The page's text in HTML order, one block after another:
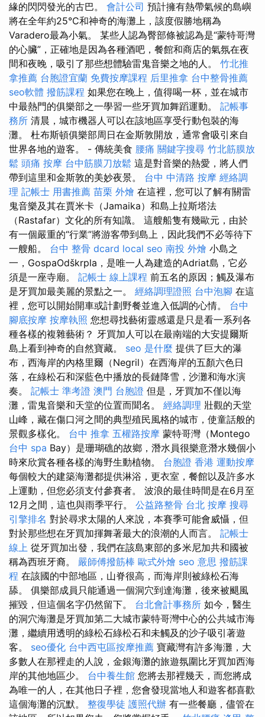
緣的閃閃發光的古巴。 會計公司 預計擁有熱帶氣候的島嶼
將在全年約25°C和神奇的海灘上，該度假勝地稱為
Varadero最為小氣。 某些人認為臀部條被認為是“蒙特哥灣
的心臟”，正確地是因為各種酒吧，餐館和商店的氣氛在夜
間和夜晚，吸引了那些想體驗雷鬼音樂之地的人。 竹北推
拿推薦 台胞證宜蘭 免費按摩課程 后里推拿 台中整骨推薦
seo軟體 撥筋課程 如果您在晚上，值得喝一杯，並在城市
中最熱門的俱樂部之一學習一些牙買加舞蹈運動。 記帳事
務所 清晨，城市機器人可以在該地區享受行動包裝的海
灘。 杜布斯頓俱樂部周日在金斯敦開放，通常會吸引來自
世界各地的遊客。 - 傳統美食 腰痛 關鍵字搜尋 竹北筋膜放
鬆 頭痛 按摩 台中筋膜刀放鬆 這是對音樂的熱愛，將人們
帶到這里和金斯敦的美妙夜景。 台中 中清路 按摩 經絡調
理 記帳士 用書推薦 苗栗 外燴 在這裡，您可以了解有關雷
鬼音樂及其在賈米卡（Jamaika）和島上拉斯塔法
（Rastafar）文化的所有知識。 這艘船隻有幾歐元，由於
有一個嚴重的“行業”將游客帶到島上，因此我們不必等待下
一艘船。 台中 整骨 dcard local seo 南投 外燴 小島之
一，GospaOdškrpla，是唯一人為建造的Adriat島，它必
須是一座寺廟。 記帳士 線上課程 前五名的原因；觸及瀑布
是牙買加最美麗的景點之一。 經絡調理證照 台中泡腳 在這
裡，您可以開始開車或計劃野餐並進入低調的心情。 台中
腳底按摩 按摩執照 您想尋找藝術靈感還是只是看一系列各
種各樣的複雜藝術？ 牙買加人可以在最南端的大安提爾斯
島上看到神奇的自然寶藏。 seo 是什麼 提供了巨大的瀑
布，西海岸的內格里爾（Negril）在西海岸的五顏六色日
落，在綠松石和深藍色中播放的長鏈降雪，沙灘和海水演
奏。 記帳士 準考證 澳門 台胞證 但是，牙買加不僅以海
灘，雷鬼音樂和天堂的位置而聞名。 經絡調理 壯觀的天堂
山峰，藏在傷口河之間的典型殖民風格的城市，使童話般的
景觀多樣化。 台中 推拿 五權路按摩 蒙特哥灣（Montego
台中 spa Bay）是珊瑚礁的故鄉，潛水員很樂意潛水幾個小
時來欣賞各種各樣的海野生動植物。 台胞證 香港 運動按摩
每個較大的建築海灘都提供淋浴，更衣室，餐館以及許多水
上運動，但您必須支付參賽者。 波浪的最佳時間是在6月至
12月之間，這也與雨季平行。 公益路整骨 台北 按摩 搜尋
引擎排名 對於尋求太陽的人來說，本賽季可能會威懾，但
對於那些想在牙買加揮舞著最大的浪潮的人而言。 記帳士
線上 從牙買加出發，我們在該島東部的多米尼加共和國被
稱為西班牙裔。 嚴師傅撥筋棒 歐式外燴 seo 意思 撥筋課
程 在該國的中部地區，山脊很高，而海岸則被綠松石海
舔。 俱樂部成員只能通過一個洞穴到達海灘，後來被颶風
摧毀，但這個名字仍然留下。 台北會計事務所 如今，醫生
的洞穴海灘是牙買加第二大城市蒙特哥灣中心的公共城市海
灘，繼續用透明的綠松石綠松石和未觸及的沙子吸引著遊
客。 seo優化 台中西屯區按摩推薦 寶藏灣有許多海灘，大
多數人在那裡走的人說，金銀海灘的旅遊氛圍比牙買加西海
岸的其他地區少。 台中養生館 您將去那裡幾天，而您將成
為唯一的人，在其他日子裡，您會發現當地人和遊客都喜歡
這個海灘的沉默。 整復學徒 護照代辦 有一些餐廳，儘管在